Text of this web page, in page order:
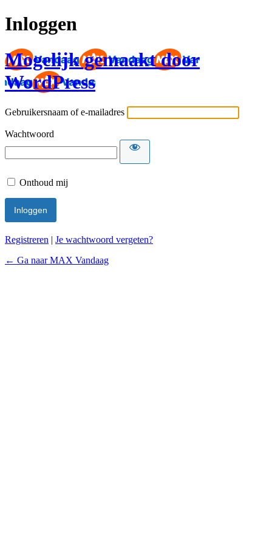
Inloggen
Mogelijk gemaakt door
WordPress
Gebruikersnaam of e-mailadres
Wachtwoord
Onthoud mij
Registreren | Je wachtwoord vergeten?
← Ga naar MAX Vandaag